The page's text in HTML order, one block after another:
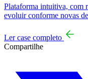
Plataforma intuitiva, com
evoluir conforme novas
Ler case completo
Compartilhe